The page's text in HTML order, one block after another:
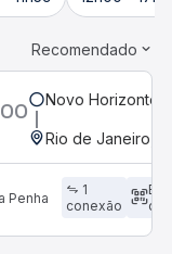
Recomendado
Novo Horizonte,
Rio de Janeiro,
Penha
1
conexão